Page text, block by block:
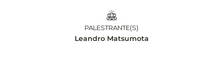
PALESTRANTE(S)
Leandro Matsumota